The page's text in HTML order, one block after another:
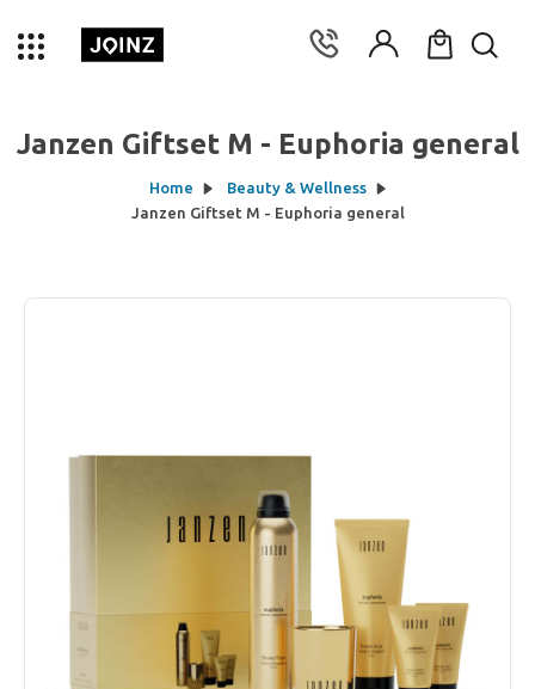
Janzen Giftset M - Euphoria general
Home
Beauty & Wellness
Janzen Giftset M - Euphoria general